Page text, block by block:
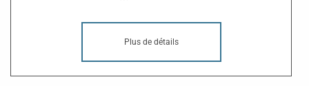
Plus de détails